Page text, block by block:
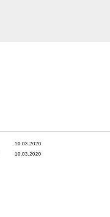
10.03.2020
10.03.2020